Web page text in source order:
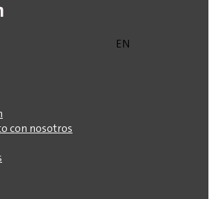
EN
con nosotros